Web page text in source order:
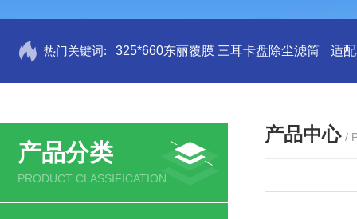
热门关键词: 325*660东丽覆膜 三耳卡盘除尘滤筒 适
产品分类
PRODUCT CLASSIFICATION
产品中心 /